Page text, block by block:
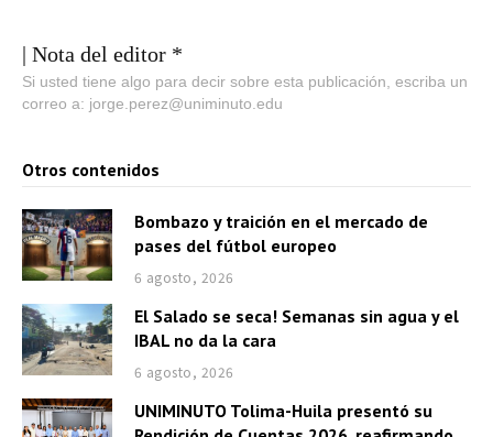
| Nota del editor *
Si usted tiene algo para decir sobre esta publicación, escriba un
correo a: jorge.perez@uniminuto.edu
Otros contenidos
Bombazo y traición en el mercado de
pases del fútbol europeo
6 agosto, 2026
El Salado se seca! Semanas sin agua y el
IBAL no da la cara
6 agosto, 2026
UNIMINUTO Tolima-Huila presentó su